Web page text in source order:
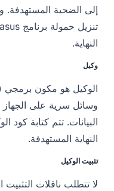
إلى الضحية المستهدفة.
النهاية.
وكيل
الوكيل هو مكون برمجي
وسائل سرية على الجهاز
البيانات. تتم كتابة كود
النهاية المستهدفة.
تثبيت الوكيل
لا تتطلب ناقلات